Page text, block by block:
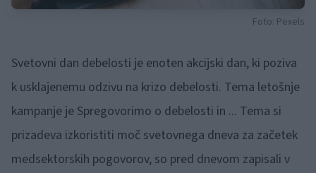
Foto: Pexels
Svetovni dan debelosti je enoten akcijski dan, ki poziva
k usklajenemu odzivu na krizo debelosti. Tema letošnje
kampanje je Spregovorimo o debelosti in ... Tema si
prizadeva izkoristiti moč svetovnega dneva za začetek
medsektorskih pogovorov, so pred dnevom zapisali v